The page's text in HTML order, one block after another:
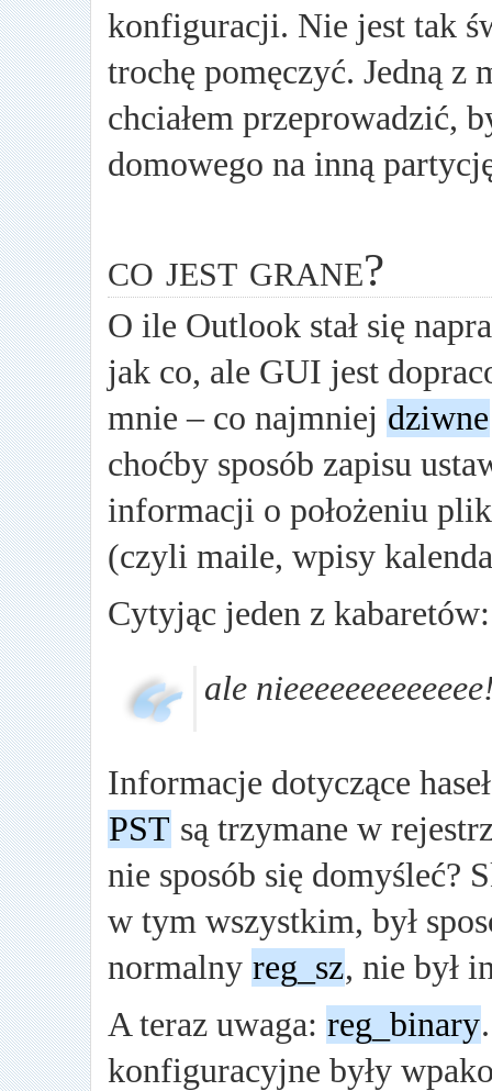
konfiguracji. Nie jest tak
trochę pomęczyć. Jedną
chciałem przeprowadzić,
domowego na inną
co jest grane?
O ile Outlook stał się
jak co, ale GUI jest
mnie – co najmniej dziwne
choćby sposób zapisu
informacji o położeniu
(czyli maile, wpisy
Cytyjąc jeden z kabaretów:
ale
Informacje dotyczące
PST są trzymane w
nie sposób się domyśleć?
w tym wszystkim, był
normalny reg_sz, nie był
A teraz uwaga: reg_binary
konfiguracyjne były